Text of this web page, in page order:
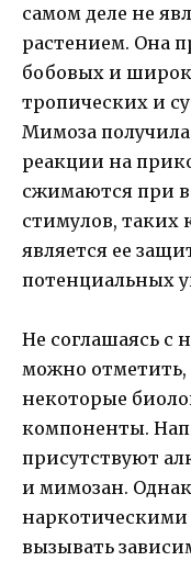
самом деле не
растением. Она
бобовых и
тропических и
Мимоза получила
реакции на
сжимаются при
стимулов, таких
является ее
потенциальных
Не соглашаясь с
можно
некоторые
компоненты.
присутствуют
и мимозан.
наркотическими
вызывать